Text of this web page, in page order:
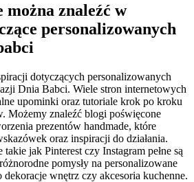
znaleźć w
personalizowanych
dotyczących personalizowanych
Dnia Babci. Wiele stron internetowych
upominki oraz tutoriale krok po kroku
Możemy znaleźć blogi poświęcone
prezentów handmade, które
oraz inspiracji do działania.
takie jak Pinterest czy Instagram pełne są
pomysły na personalizowane
wnętrz czy akcesoria kuchenne.